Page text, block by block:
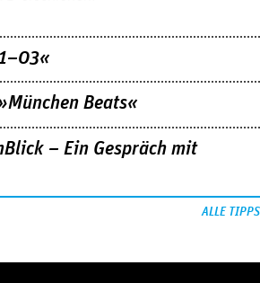
Beats«
– Ein Gespräch mit
ALLE TIPPS